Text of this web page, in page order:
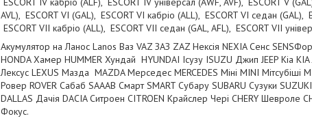
AVL), ESCORT VI (GAL), ESCORT VI кабріо (ALL), ESCORT VI седан (GAL),
ESCORT VII кабріо (ALL), ESCORT VII седан (GAL, AFL), ESCORT VII
Акумулятор на Ланос Lanos Ваз VAZ ЗАЗ ZAZ Нексія NEXIA Сенс
HONDA Хамер HUMMER Хундай HYUNDAI Ісузу ISUZU Джип JEEP Кіа
Лексус LEXUS Мазда MAZDA Мерседес MERCEDES Міні MINI Мітсубіші
Ровер ROVER Сабаб SAAAB Смарт SMART Субару SUBARU Сузуки
DALLAS Дачія DACIA Ситроен CITROEN Крайслер Чері CHERY Шевроле
Фокус.